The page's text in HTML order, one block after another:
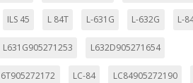
ILS 45 L 84T L-631G L-632G L-
L631G905271253 L632D905271654
LC-84 LC84905272190
ser utilizadas por esas